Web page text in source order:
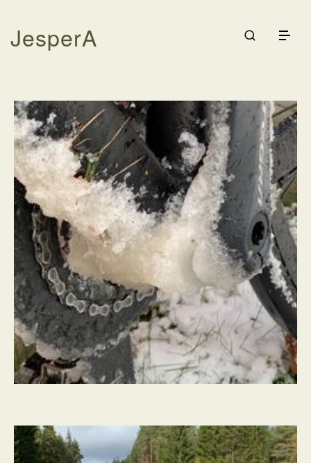
JesperA
Cykling
Rodd
Kontakta
Logga in